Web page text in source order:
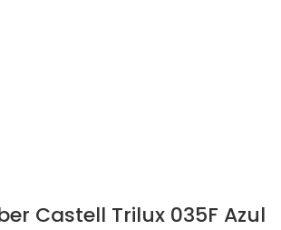
Castell Trilux 035F Azul